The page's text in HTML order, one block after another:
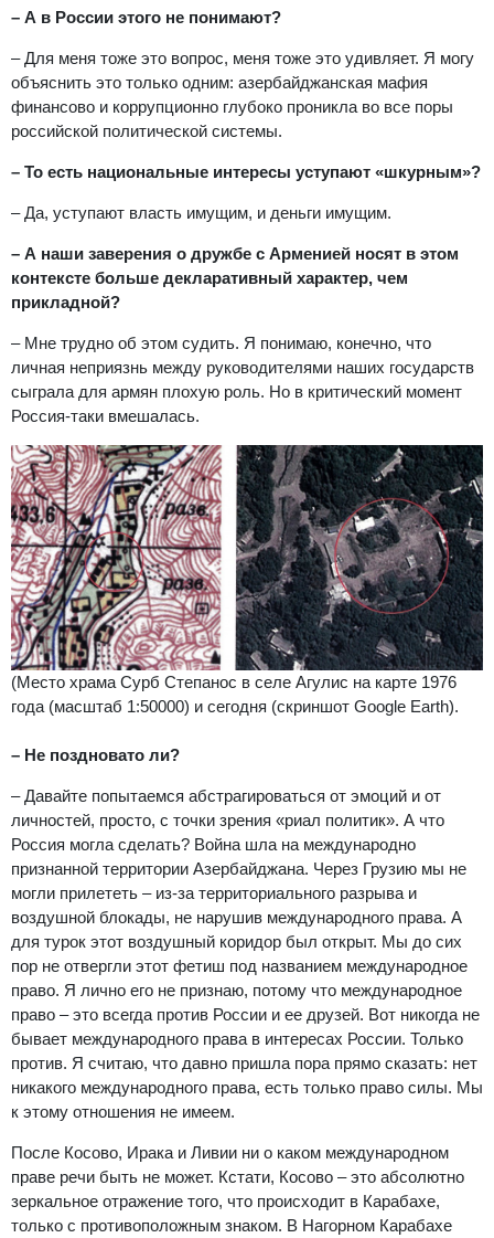
– А в России этого не понимают?
– Для меня тоже это вопрос, меня тоже это удивляет. Я могу
объяснить это только одним: азербайджанская мафия
финансово и коррупционно глубоко проникла во все поры
российской политической системы.
– То есть национальные интересы уступают «шкурным»?
– Да, уступают власть имущим, и деньги имущим.
– А наши заверения о дружбе с Арменией носят в этом
контексте больше декларативный характер, чем
прикладной?
– Мне трудно об этом судить. Я понимаю, конечно, что
личная неприязнь между руководителями наших государств
сыграла для армян плохую роль. Но в критический момент
Россия-таки вмешалась.
(Место храма Сурб Степанос в селе Агулис на карте 1976
года (масштаб 1:50000) и сегодня (скриншот Google Earth).
– Не поздновато ли?
– Давайте попытаемся абстрагироваться от эмоций и от
личностей, просто, с точки зрения «риал политик». А что
Россия могла сделать? Война шла на международно
признанной территории Азербайджана. Через Грузию мы не
могли прилететь – из-за территориального разрыва и
воздушной блокады, не нарушив международного права. А
для турок этот воздушный коридор был открыт. Мы до сих
пор не отвергли этот фетиш под названием международное
право. Я лично его не признаю, потому что международное
право – это всегда против России и ее друзей. Вот никогда не
бывает международного права в интересах России. Только
против. Я считаю, что давно пришла пора прямо сказать: нет
никакого международного права, есть только право силы. Мы
к этому отношения не имеем.
После Косово, Ирака и Ливии ни о каком международном
праве речи быть не может. Кстати, Косово – это абсолютно
зеркальное отражение того, что происходит в Карабахе,
только с противоположным знаком. В Нагорном Карабахе